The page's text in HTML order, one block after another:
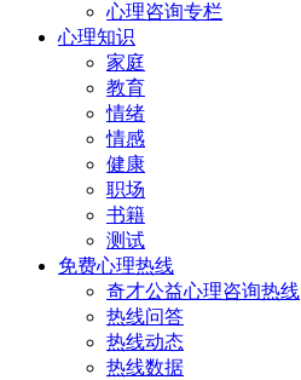
心理咨询专栏
心理知识
家庭
教育
情绪
情感
健康
职场
书籍
测试
免费心理热线
奇才公益心理咨询热线
热线问答
热线动态
热线数据